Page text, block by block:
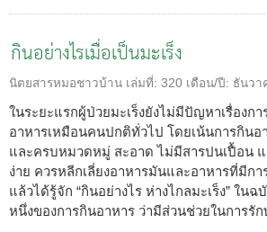
กินอย่างไรเมื่อเป็นมะเร็ง
นิตยสารหมอชาวบ้าน เล่มที่: 320 เดือน/ปี: ธันวา
ในระยะแรกผู้ป่วยมะเร็งยังไม่มีปัญหาเรื่องก
อาหารเหมือนคนปกติทั่วไป โดยเน้นการกินอ
และครบหมวดหมู่ สะอาด ไม่มีสารปนเปื้อน แ
ง่าย ควรหลีกเลี่ยงอาหารมันและอาหารที่มีก
แล้วได้รู้จัก “กินอย่างไร ห่างไกลมะเร็ง” ใน
หนึ่งของการกินอาหาร ว่ามีส่วนช่วยในการรัก